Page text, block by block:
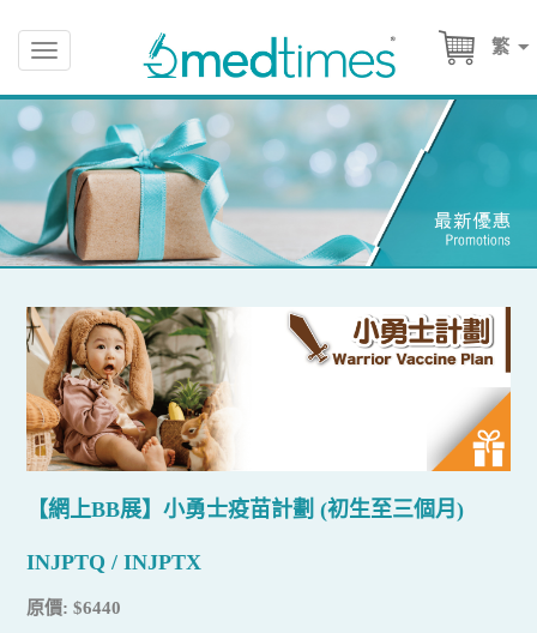
繁
Toggle
navigation
【網上BB展】小勇士疫苗計劃 (初生至三個月)
INJPTQ / INJPTX
原價: $6440